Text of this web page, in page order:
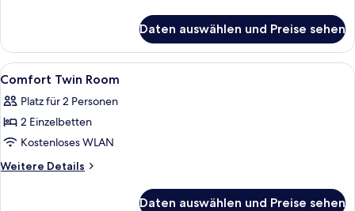
Double
Room
Daten auswählen und Preise sehen
Alle
Fotos
für
Comfort
Twin
Room
Allergikerbettwaren, Schreibtisch,
5
Comfort Twin Room
Platz für 2 Personen
2 Einzelbetten
Kostenloses WLAN
Weitere Details
Weitere
Daten auswählen und Preise sehen